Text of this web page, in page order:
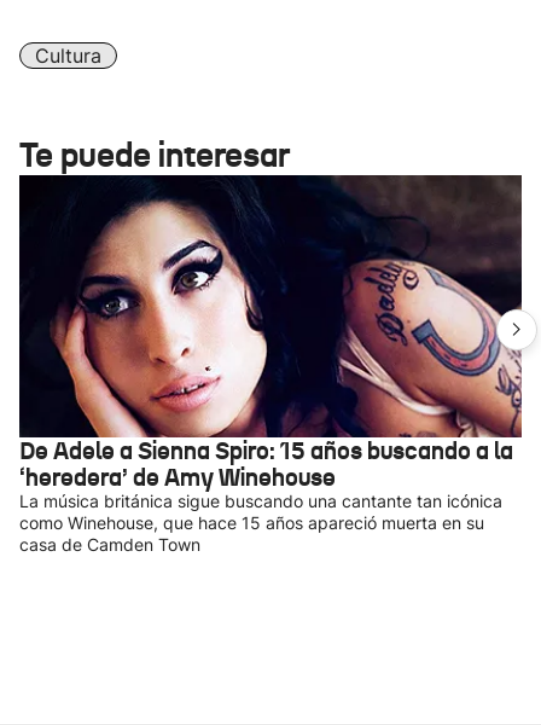
Cultura
Te puede interesar
De Adele a Sienna Spiro: 15 años buscando a la
‘heredera’ de Amy Winehouse
La música británica sigue buscando una cantante tan icónica
como Winehouse, que hace 15 años apareció muerta en su
casa de Camden Town